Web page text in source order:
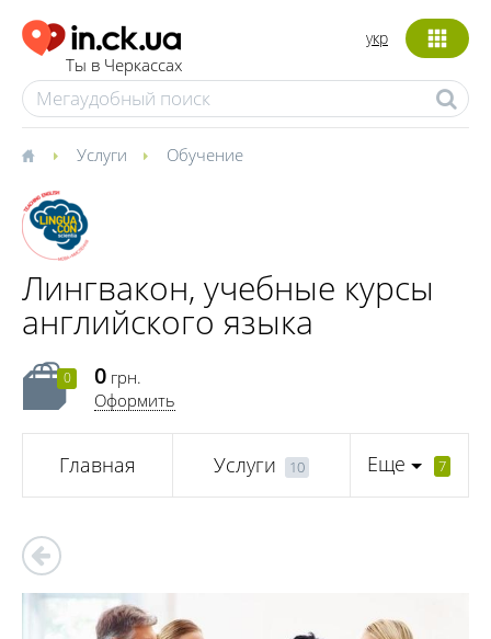
Ты в Черкассах
укр
Услуги Обучение
Лингвакон, учебные курсы
английского языка
0 0 грн.
Оформить
Главная Услуги 10 Еще 7